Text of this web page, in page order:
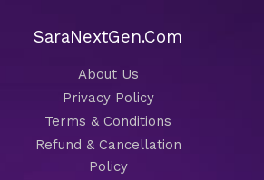
SaraNextGen.Com
About Us
Privacy Policy
Terms & Conditions
Refund & Cancellation
Policy